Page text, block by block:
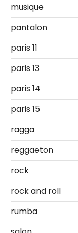
musique
pantalon
paris 11
paris 13
paris 14
paris 15
ragga
reggaeton
rock
rock and roll
rumba